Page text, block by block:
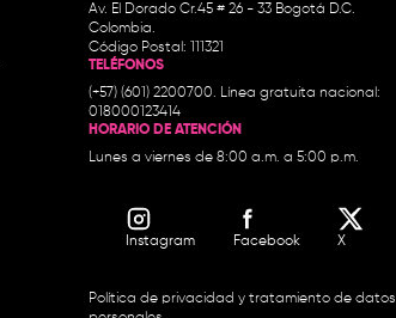
Av. El Dorado Cr.45 # 26 - 33 Bogotá D.C.
Colombia.
Código Postal: 111321
TELÉFONOS
(+57) (601) 2200700. Línea gratuita nacional:
018000123414
HORARIO DE ATENCIÓN
Lunes a viernes de 8:00 a.m. a 5:00 p.m.
Instagram Facebook X
Política de privacidad y tratamiento de datos